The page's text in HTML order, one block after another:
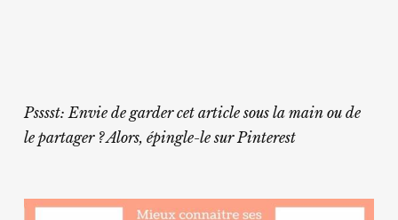
Psssst: Envie de garder cet article sous la main ou de
le partager ? Alors, épingle-le sur Pinterest